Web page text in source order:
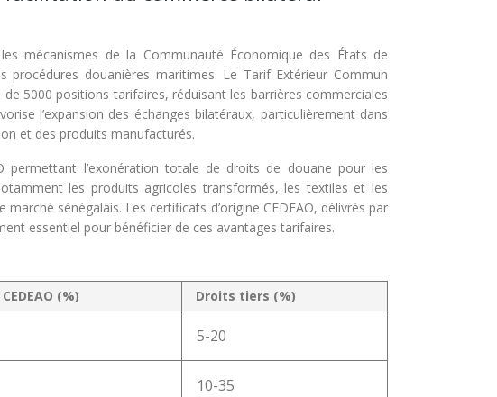
mécanismes de la Communauté Économique des États de
procédures douanières maritimes. Le Tarif Extérieur Commun
5000 positions tarifaires, réduisant les barrières commerciales
l’expansion des échanges bilatéraux, particulièrement dans
et des produits manufacturés.
permettant l’exonération totale de droits de douane pour les
les produits agricoles transformés, les textiles et les
sénégalais. Les certificats d’origine CEDEAO, délivrés par
essentiel pour bénéficier de ces avantages tarifaires.
(%) Droits tiers (%)
5-20
10-35